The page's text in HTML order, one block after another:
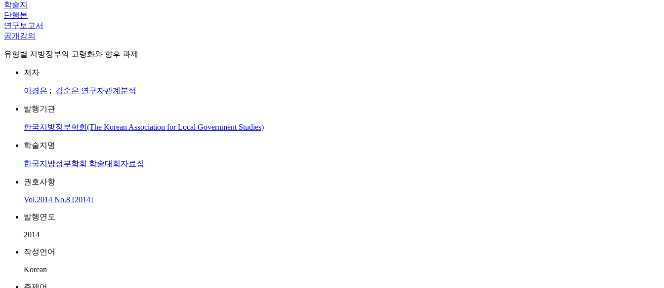
학술지
단행본
연구보고서
공개강의
유형별 지방정부의 고령화와 향후 과제
저자
이경은 ; 김순은 연구자관계분석
발행기관
한국지방정부학회(The Korean Association for Local Government Studies)
학술지명
한국지방정부학회 학술대회자료집
권호사항
Vol.2014 No.8 [2014]
발행연도
2014
작성언어
Korean